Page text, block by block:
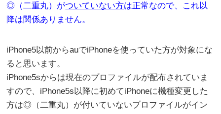
◎（二重丸）がついていない方は正常なので、これ以
降は関係ありません。
iPhone5以前からauでiPhoneを使っていた方が対象にな
ると思います。
iPhone5sからは現在のプロファイルが配布されていま
すので、iPhone5s以降に初めてiPhoneに機種変更した
方は◎（二重丸）が付いていないプロファイルがイン